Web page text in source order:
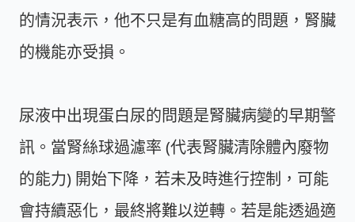
的情況表示，他不只是有血糖高的問題，腎臟
的機能亦受損。
尿液中出現蛋白尿的問題是腎臟病變的早期警
訊。當腎絲球過濾率 (代表腎臟清除體內廢物
的能力) 開始下降，若未及時進行控制，可能
會持續惡化，最終將難以逆轉。若是能透過適